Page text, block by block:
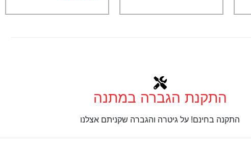
התקנת הגברה במתנה
התקנה בחינם! על גיטרה והגברה שקניתם אצלנו